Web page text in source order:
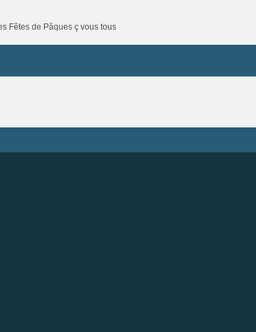
Fêtes de Pâques ç vous tous